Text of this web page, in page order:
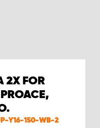
2X FOR
Y16-150-WB-2